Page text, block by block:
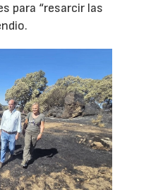
para “resarcir las